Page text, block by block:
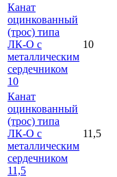
Канат
оцинкованный
(трос) типа
ЛК-О с
металлическим
сердечником
10
10
Канат
оцинкованный
(трос) типа
ЛК-О с
металлическим
сердечником
11,5
11,5